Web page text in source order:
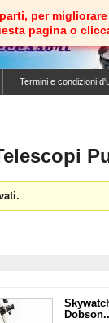
Termini e condizioni
per
pagina o